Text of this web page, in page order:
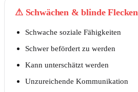
⚠ Schwächen & blinde Flecken
Schwache soziale Fähigkeiten
Schwer befördert zu werden
Kann unterschätzt werden
Unzureichende Kommunikation